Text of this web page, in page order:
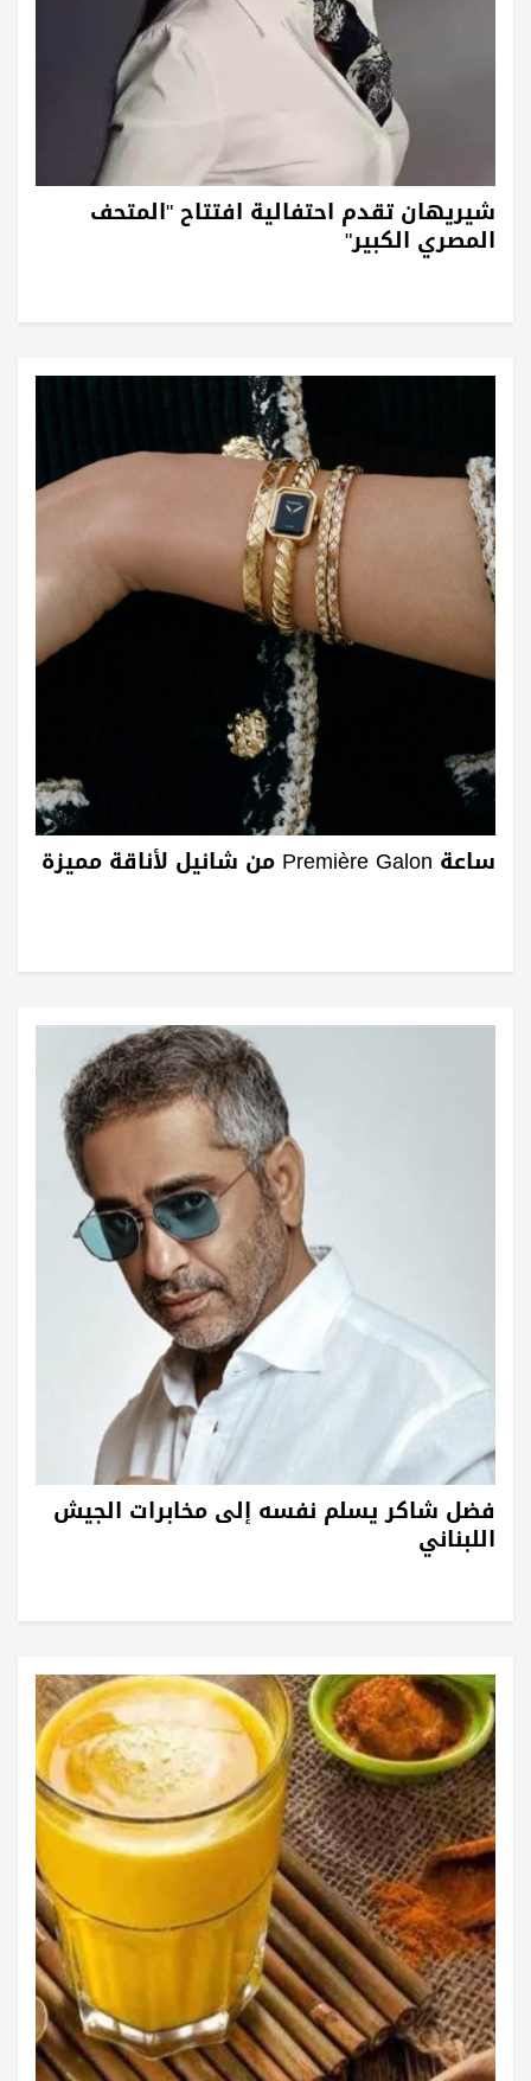
شيريهان تقدم احتفالية افتتاح "المتحف
المصري الكبير"
ساعة Première Galon من شانيل لأناقة مميزة
فضل شاكر يسلم نفسه إلى مخابرات الجيش
اللبناني